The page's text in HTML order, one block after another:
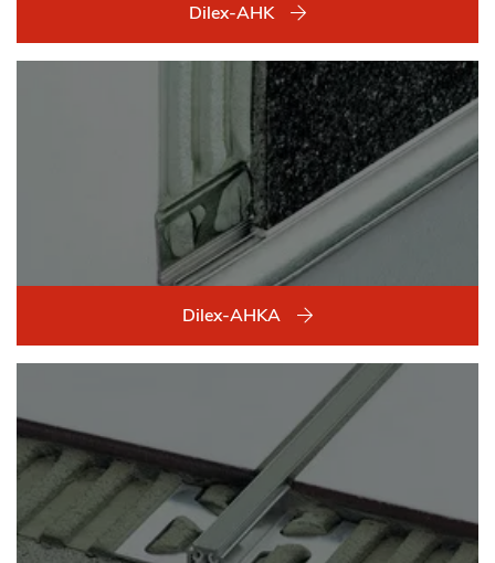
Dilex-AHK
Dilex-AHKA